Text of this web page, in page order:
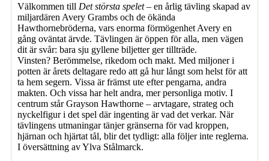
Välkommen till Det största spelet– en årlig tävling skapad av
miljardären Avery Grambs och de ökända
Hawthornebröderna, vars enorma förmögenhet Avery en
gång oväntat ärvde. Tävlingen är öppen för alla, men vägen
dit är svår: bara sju gyllene biljetter ger tillträde.
Vinsten? Berömmelse, rikedom och makt. Med miljoner i
potten är årets deltagare redo att gå hur långt som helst för att
ta hem segern. Vissa är främst ute efter pengarna, andra
makten. Och vissa har helt andra, mer personliga motiv. I
centrum står Grayson Hawthorne – arvtagare, strateg och
nyckelfigur i det spel där ingenting är vad det verkar. När
tävlingens utmaningar tänjer gränserna för vad kroppen,
hjärnan och hjärtat tål, blir det tydligt: alla följer inte reglerna.
I översättning av Ylva Stålmarck.